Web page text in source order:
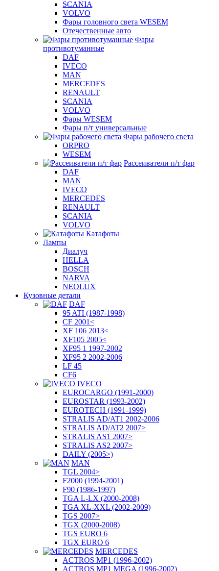
SCANIA
VOLVO
Фары головного света WESEM
Отечественные авто
Фары
противотуманные
DAF
IVECO
MAN
MERCEDES
RENAULT
SCANIA
VOLVO
Фары WESEM
Фары п/т универсальные
Фары рабочего света
ORPRO
WESEM
Рассеиватели п/т фар
DAF
MAN
IVECO
MERCEDES
RENAULT
SCANIA
VOLVO
Катафоты
Лампы
Диалуч
HELLA
BOSCH
NARVA
NEOLUX
Кузовные детали
DAF
95 ATI (1987-1998)
CF 2001<
XF 106 2013<
XF105 2005<
XF95 1 1997-2002
XF95 2 2002-2006
LF 45
CF6
IVECO
EUROCARGO (1991-2000)
EUROSTAR (1993-2002)
EUROTECH (1991-1999)
STRALIS AD/AT1 2002-2006
STRALIS AD/AT2 2007>
STRALIS AS1 2007>
STRALIS AS2 2007>
DAILY (2005>)
MAN
TGL 2004>
F2000 (1994-2001)
F90 (1986-1997)
TGA L-LX (2000-2008)
TGA XL-XXL (2002-2009)
TGS 2007>
TGX (2000-2008)
TGS EURO 6
TGX EURO 6
MERCEDES
ACTROS MP1 (1996-2002)
ACTROS MP1 MEGA (1996-2002)